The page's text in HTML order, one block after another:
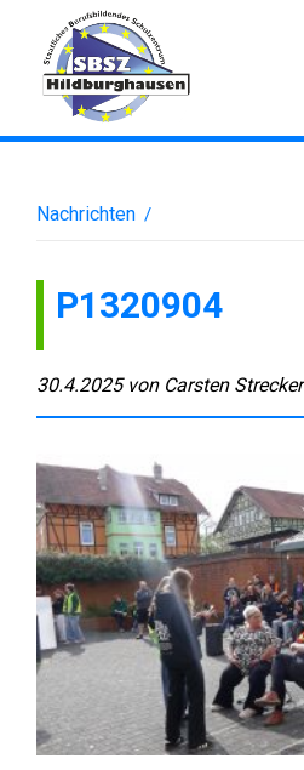
Nachrichten /
P1320904
30.4.2025 von Carsten Strecker